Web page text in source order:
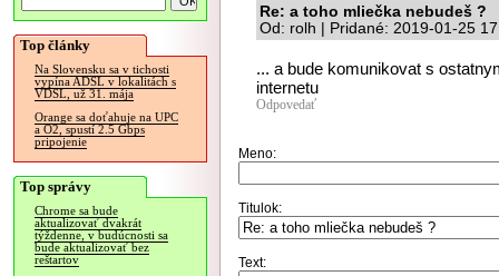
Top články
Na Slovensku sa v tichosti
vypína ADSL v lokalitách s
VDSL, už 31. mája
Orange sa doťahuje na UPC
a O2, spustí 2.5 Gbps
pripojenie
Top správy
Chrome sa bude
aktualizovať dvakrát
týždenne, v budúcnosti sa
bude aktualizovať bez
reštartov
Re: a toho mliečka nebudeš ?
Od: rolh | Pridané: 2019-01-25
... a bude komunikovat s
internetu
Odpovedať
Meno:
Titulok:
Text: